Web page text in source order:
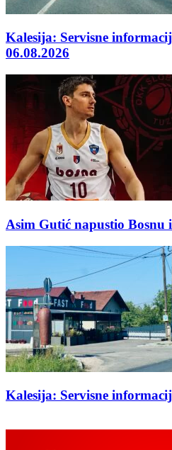
Kalesija: Servisne
06.08.2026
Asim Gutić napustio Bosnu
Kalesija: Servisne